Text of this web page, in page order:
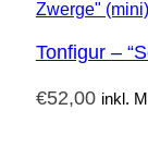
Tonfigur –
€52,00 inkl.